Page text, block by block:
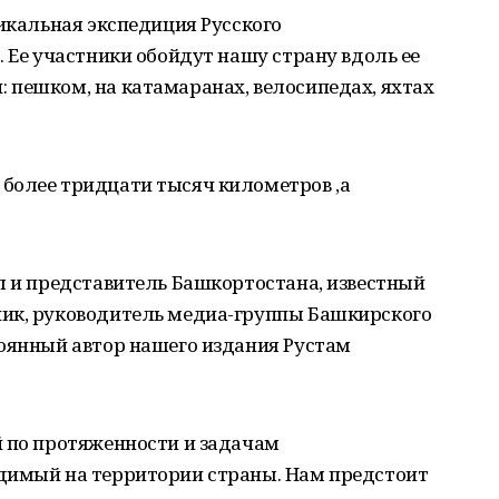
экспедиция Русского
Ее участники обойдут нашу страну вдоль ее
на катамаранах, велосипедах, яхтах
тридцати тысяч километров ,а
и представитель Башкортостана, известный
руководитель медиа-группы Башкирского
автор нашего издания Рустам
протяженности и задачам
на территории страны. Нам предстоит